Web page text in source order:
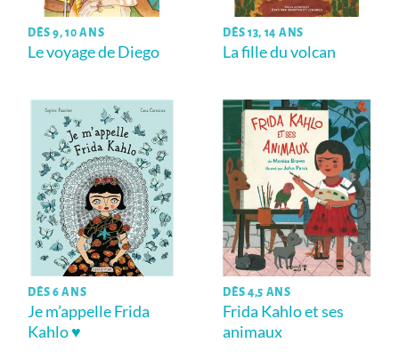
DÈS 9, 10 ANS
Le voyage de Diego
DÈS 13, 14 ANS
La fille du volcan
DÈS 6 ANS
Je m’appelle Frida
Kahlo ♥
DÈS 4,5 ANS
Frida Kahlo et ses
animaux